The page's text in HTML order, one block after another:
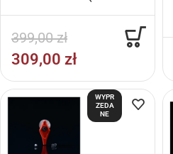
399,00zł
309,00 zł
WYPR
ZEDA
NE